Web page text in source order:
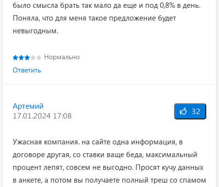
было смысла брать так мало да еще и под 0,8% в день.
Поняла, что для меня такое предложение будет
невыгодным.
Нормально
Ответить
Артемий
17.01.2024 17:08
32
Ужасная компания. на сайте одна информация, в
договоре другая, со ставки ваще беда, максимальный
процент лепят, совсем не выгодно. Просят кучу данных
в анкете, а потом вы получаете полный треш со спамом